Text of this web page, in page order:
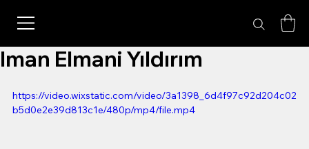
Iman Elmani Yıldırım
https://video.wixstatic.com/video/3a1398_6d4f97c92d204c02
b5d0e2e39d813c1e/480p/mp4/file.mp4